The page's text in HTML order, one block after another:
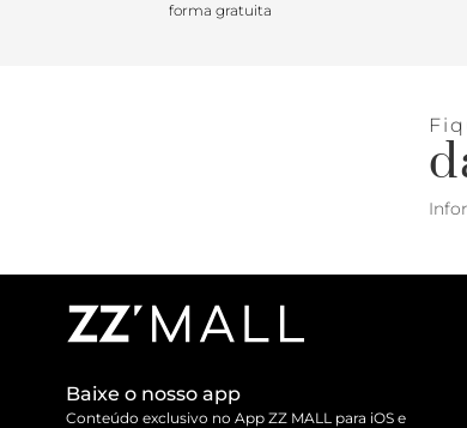
forma gratuita
Baixe o nosso app
Conteúdo exclusivo no App ZZ MALL para iOS e